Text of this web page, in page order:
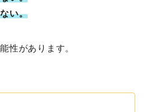
い。
性があります。